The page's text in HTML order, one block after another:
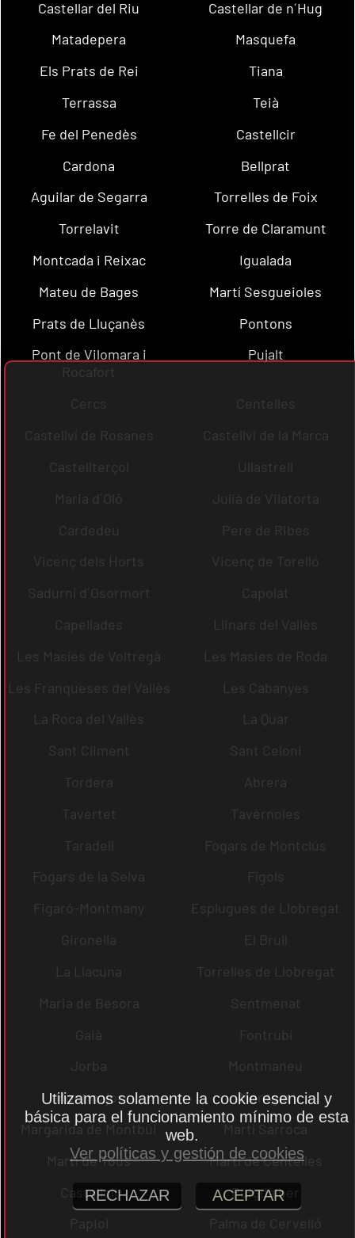
Castellar del Riu
Castellar de n´Hug
Matadepera
Masquefa
Els Prats de Rei
Tiana
Terrassa
Teià
Fe del Penedès
Castellcir
Cardona
Bellprat
Aguilar de Segarra
Torrelles de Foix
Torrelavit
Torre de Claramunt
Montcada i Reixac
Igualada
Mateu de Bages
Martí Sesgueioles
Prats de Lluçanès
Pontons
Pont de Vilomara i
Rocafort
Pujalt
Cercs
Centelles
Castellví de Rosanes
Castellví de la Marca
Castellterçol
Ullastrell
Maria d´Oló
Julià de Vilatorta
Cardedeu
Pere de Ribes
Vicenç dels Horts
Vicenç de Torelló
Sadurní d´Osormort
Capolat
Capellades
Llinars del Vallès
Les Masíes de Voltregà
Les Masies de Roda
Les Franqueses del Vallès
Les Cabanyes
La Roca del Vallès
La Quar
Sant Climent
Sant Celoni
Tordera
Abrera
Tavertet
Tavèrnoles
Taradell
Fogars de Montclús
Fogars de la Selva
Fígols
Figaró-Montmany
Esplugues de Llobregat
Gironella
El Brull
La Llacuna
Torrelles de Llobregat
Maria de Besora
Sentmenat
Gaià
Fontrubí
Jorba
Montmaneu
Montmajor
Montgat
Margarida de Montbui
Martí Sarroca
Martí de Tous
Martí de Centelles
Castellolí
Puigdàlber
Papiol
Palma de Cervelló
Utilizamos solamente la cookie esencial y
básica para el funcionamiento mínimo de esta
web.
Ver políticas y gestión de cookies
RECHAZAR ACEPTAR